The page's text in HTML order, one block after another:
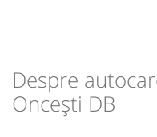
-
Despre
Oncești DB